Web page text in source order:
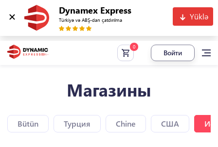
Dynamex Express
Türkiyə və ABŞ-dan çatdırılma Yüklə
Войти
Магазины
Bütün Турция Chine США